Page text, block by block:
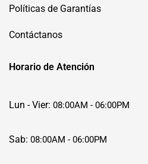
Políticas de Garantías
Contáctanos
Horario de Atención
Lun - Vier: 08:00AM - 06:00PM
Sab: 08:00AM - 06:00PM